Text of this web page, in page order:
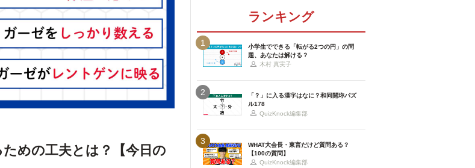
めの工夫とは？【今日の
ランキング
1
小学生でできる「転がる2つの円」の問
題、あなたは解ける？
木村 真実子
2
「？」に入る漢字はなに？和同開珎パズ
ル178
QuizKnock編集部
3
WHAT大会長・東言だけど質問ある？
【100の質問】
QuizKnock編集部